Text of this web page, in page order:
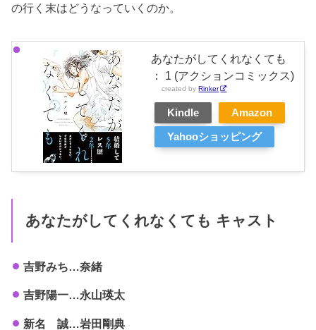
の行く末はどうなっていくのか。
あなたがしてくれなくても
： 1 (アクションコミックス)
created byRinker
Kindle Amazon
Yahooショッピング
あなたがしてくれなくても キャスト
吉野みち…奈緒
吉野陽一…永山瑛太
新名 誠…岩田剛典